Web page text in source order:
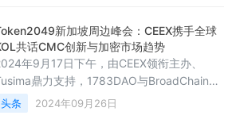
押收益。它就类似于以太坊生态的
。Babylon协议架构的核心是
区块链，是一条基于Cosmos SDK构
的兼容Cosmo
新加坡周边峰会：CEEX携手全球
共话CMC创新与加密市场趋势
年9月17日下午，由CEEX领衔主办、
鼎力支持，1783DAO与BroadChain
联合承办的全球顶尖区块链行业峰会
《Crypto中场战事：Midfield Battle of
头条 2024年09月26日